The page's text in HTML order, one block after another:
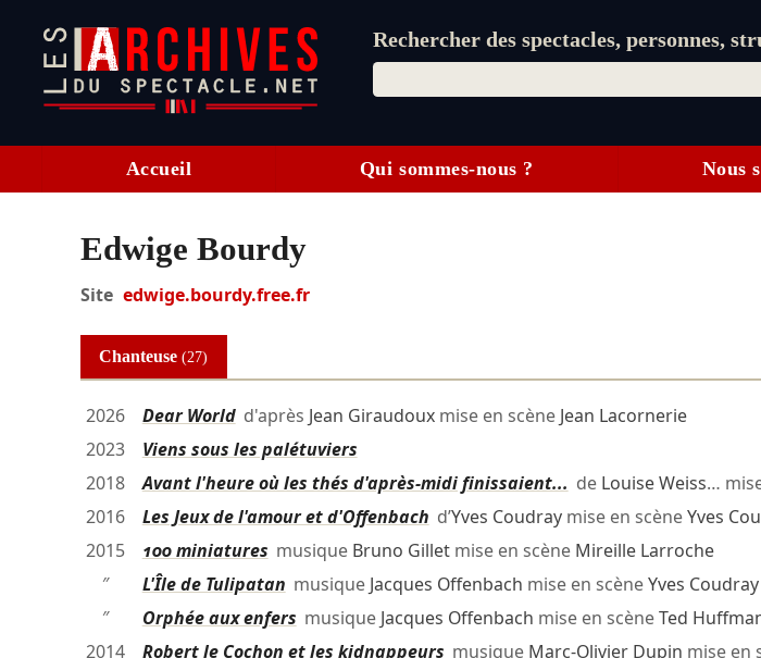
Rechercher des spectacles, personnes,
Accueil Qui sommes-nous ? Nous
Edwige Bourdy
Site edwige.bourdy.free.fr
Chanteuse(27)
2026 Dear Worldd'après Jean Giraudouxmise en scène Jean Lacornerie
2023
Viens sous les palétuviers
2018
Avant l'heure où les thés d'après-midi finissaient... de Louise Weiss…
2016
Les Jeux de l'amour et d'Offenbach d’Yves Coudraymise en scèneYves
2015
100 miniatures musique Bruno Gilletmise en scène Mireille Larroche
″
L'Île de Tulipatan musique Jacques Offenbach mise en scèneYves Coudray
″
Orphée aux enfers musique Jacques Offenbach mise en scèneTed
2014
Robert le Cochon et les kidnappeurs musique Marc-Olivier Dupin mise en